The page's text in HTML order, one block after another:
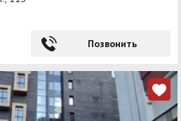
Позвонить